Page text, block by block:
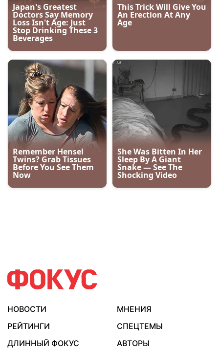
НОВОСТИ
МНЕНИЯ
РЕЙТИНГИ
СПЕЦТЕМЫ
ДЛИННЫЙ ФОКУС
АВТОРЫ